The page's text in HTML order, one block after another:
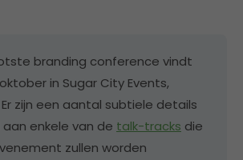
branding conference vindt
in Sugar City Events,
zijn een aantal subtiele details
enkele van de talk-tracks die
zullen worden